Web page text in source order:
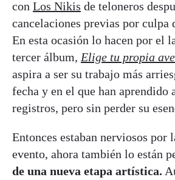
con Los Nikis de teloneros
cancelaciones previas por culpa
En esta ocasión lo hacen por el
tercer álbum, Elige tu propia
aspira a ser su trabajo más
fecha y en el que han aprendido
registros, pero sin perder su
Entonces estaban nerviosos por
evento, ahora también lo están
de una nueva etapa artística.